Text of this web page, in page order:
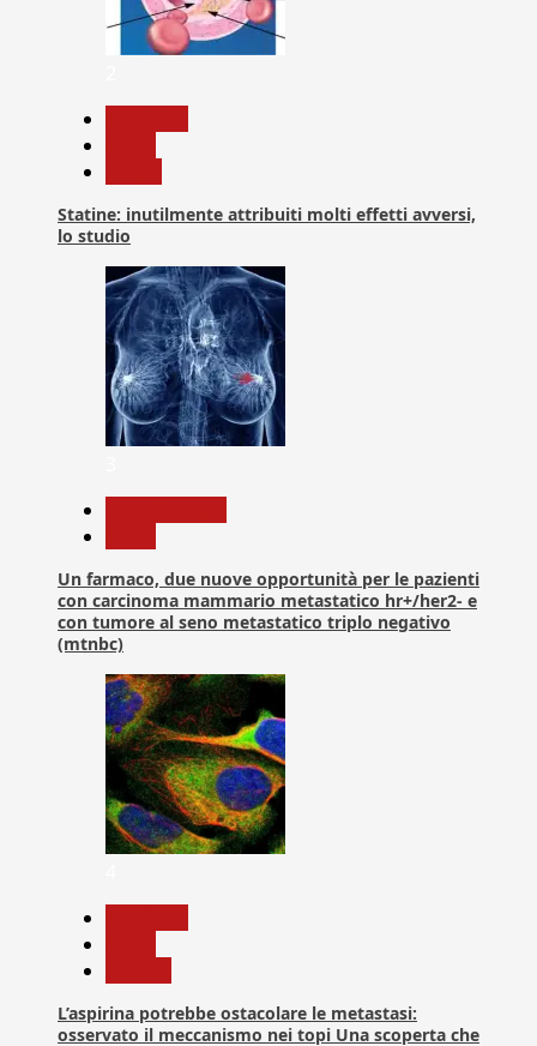
Statine: inutilmente attribuiti molti effetti avversi,
lo studio
Un farmaco, due nuove opportunità per le pazienti
con carcinoma mammario metastatico hr+/her2- e
con tumore al seno metastatico triplo negativo
(mtnbc)
L’aspirina potrebbe ostacolare le metastasi:
osservato il meccanismo nei topi Una scoperta che